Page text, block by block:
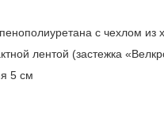
с чехлом из
лентой (застежка
5 см